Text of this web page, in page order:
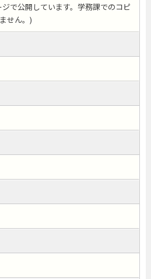
で公開しています。学務課でのコピ
せん。)